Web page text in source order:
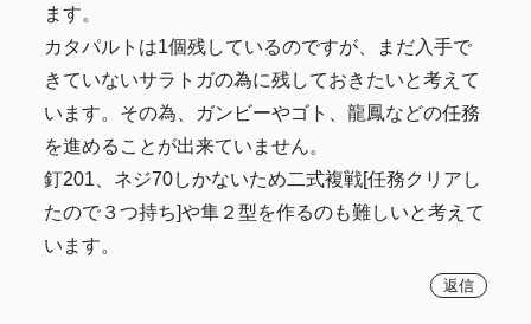
ます。
カタパルトは1個残しているのですが、まだ入手で
きていないサラトガの為に残しておきたいと考えて
います。その為、ガンビーやゴト、龍鳳などの任務
を進めることが出来ていません。
釘201、ネジ70しかないため二式複戦[任務クリアし
たので３つ持ち]や隼２型を作るのも難しいと考えて
います。
返信